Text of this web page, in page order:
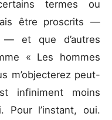
termes ou
être proscrits ―
et que d’autres
« Les hommes
m’objecterez peut-
infiniment moins
Pour l’instant, oui.